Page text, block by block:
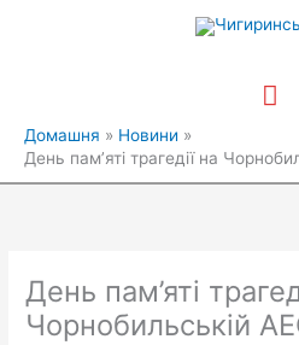
Домашня
Новини
День пам’яті трагедії на
День пам’яті
Чорнобильській